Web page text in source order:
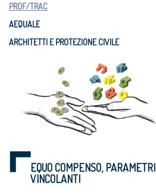
PROF/TRAC
AEQUALE
ARCHITETTI E PROTEZIONE CIVILE
EQUO COMPENSO, PARAMETRI
VINCOLANTI